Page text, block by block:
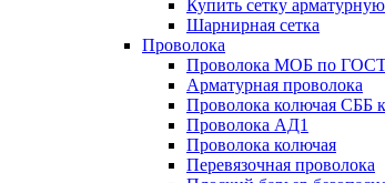
Купить сетку арматурную
Шарнирная сетка
Проволока
Проволока МОБ по ГОСТ
Арматурная проволока
Проволока колючая СББ
Проволока АД1
Проволока колючая
Перевязочная проволока